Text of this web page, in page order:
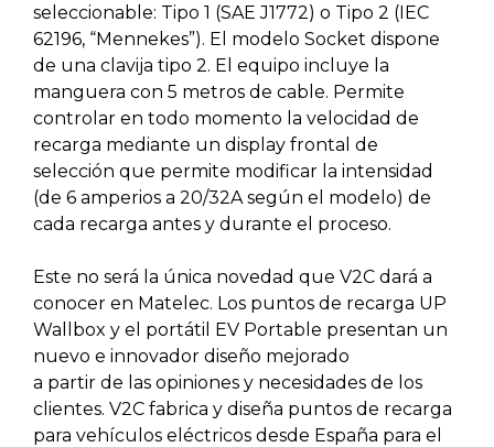
seleccionable: Tipo 1 (SAE J1772) o Tipo 2 (IEC
62196, “Mennekes”). El modelo Socket dispone
de una clavija tipo 2. El equipo incluye la
manguera con 5 metros de cable. Permite
controlar en todo momento la velocidad de
recarga mediante un display frontal de
selección que permite modificar la intensidad
(de 6 amperios a 20/32A según el modelo) de
cada recarga antes y durante el proceso.
Este no será la única novedad que V2C dará a
conocer en Matelec. Los puntos de recarga UP
Wallbox y el portátil EV Portable presentan un
nuevo e innovador diseño mejorado
a partir de las opiniones y necesidades de los
clientes. V2C fabrica y diseña puntos de recarga
para vehículos eléctricos desde España para el